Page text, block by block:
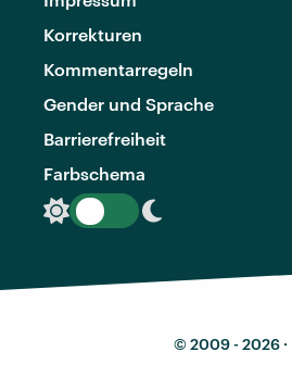
Korrekturen
Kommentarregeln
Gender und Sprache
Barrierefreiheit
Farbschema
© 2009 - 2026 ·